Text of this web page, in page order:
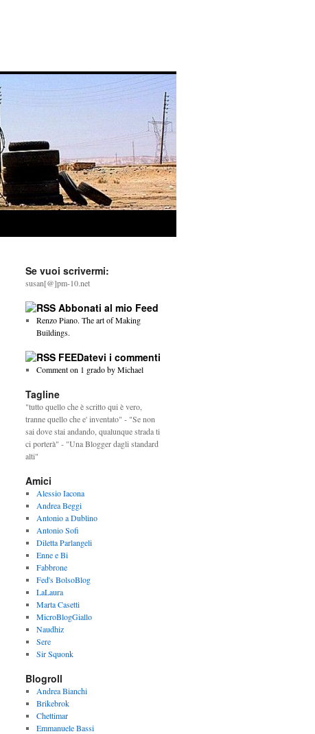
Se vuoi scrivermi:
susan[@]pm-10.net
Abbonati al mio Feed
Renzo Piano. The art of Making
Buildings.
FEEDatevi i commenti
Comment on 1 grado by Michael
Tagline
"tutto quello che è scritto qui è vero,
tranne quello che e' inventato" - "Se non
sai dove stai andando, qualunque strada ti
ci porterà" - "Una Blogger dagli standard
alti"
Amici
Alessio Iacona
Andrea Beggi
Antonio a Dublino
Antonio Sofi
Diletta Parlangeli
Enne e Bi
Fabbrone
Fed's BolsoBlog
LaLaura
Marta Casetti
MicroBlogGiallo
Naudhiz
Sere
Sir Squonk
Blogroll
Andrea Bianchi
Brikebrok
Chettimar
Emmanuele Bassi